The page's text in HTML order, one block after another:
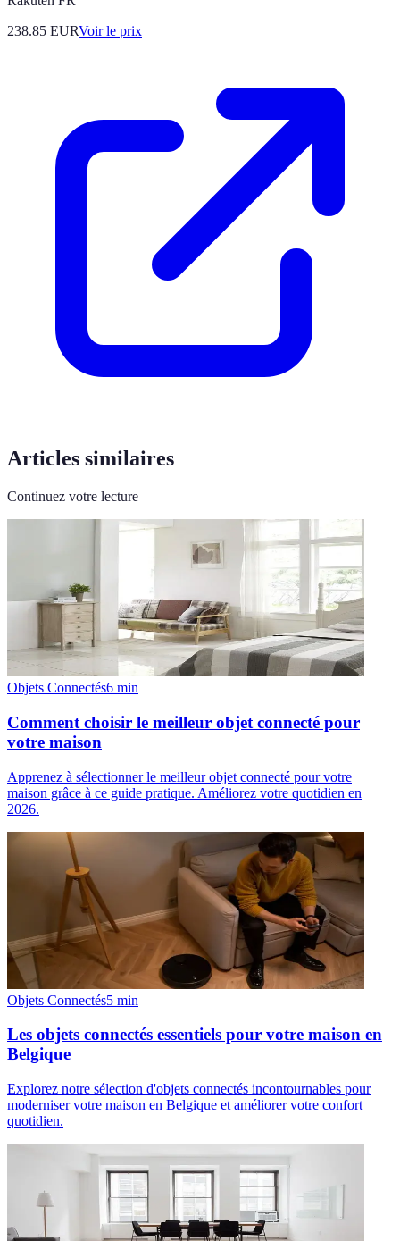
238.85 EURVoir le prix
Articles similaires
Continuez votre lecture
Objets Connectés6 min
Comment choisir le meilleur objet connecté pour
votre maison
Apprenez à sélectionner le meilleur objet connecté pour votre
maison grâce à ce guide pratique. Améliorez votre quotidien en
2026.
Objets Connectés5 min
Les objets connectés essentiels pour votre maison en
Belgique
Explorez notre sélection d'objets connectés incontournables pour
moderniser votre maison en Belgique et améliorer votre confort
quotidien.